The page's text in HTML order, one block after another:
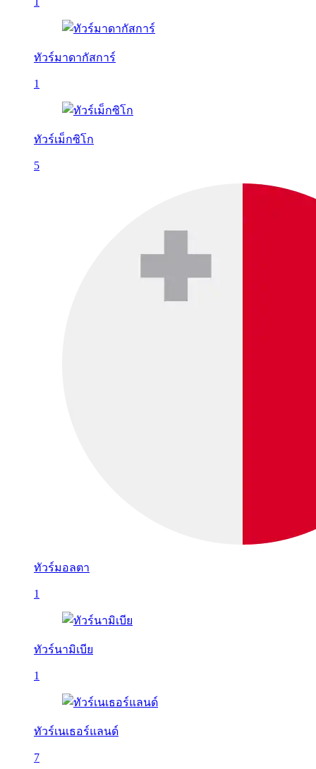
ทัวร์มาดากัสการ์
1
ทัวร์เม็กซิโก
5
ทัวร์มอลตา
1
ทัวร์นามิเบีย
1
ทัวร์เนเธอร์แลนด์
7